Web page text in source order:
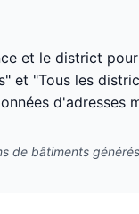
et le district
et "Tous les
d'adresses
de bâtiments